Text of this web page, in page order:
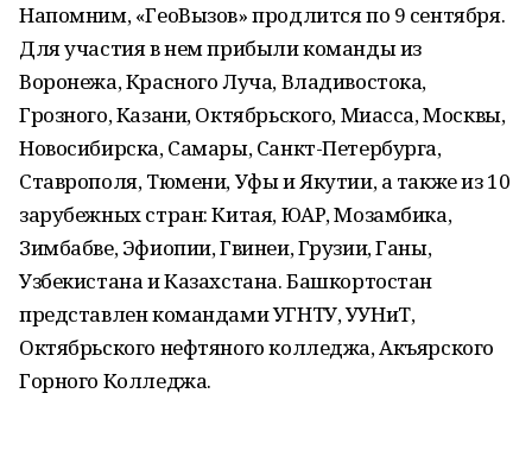
Напомним, «ГеоВызов» продлится по 9 сентября.
Для участия в нем прибыли команды из
Воронежа, Красного Луча, Владивостока,
Грозного, Казани, Октябрьского, Миасса, Москвы,
Новосибирска, Самары, Санкт-Петербурга,
Ставрополя, Тюмени, Уфы и Якутии, а также из 10
зарубежных стран: Китая, ЮАР, Мозамбика,
Зимбабве, Эфиопии, Гвинеи, Грузии, Ганы,
Узбекистана и Казахстана. Башкортостан
представлен командами УГНТУ, УУНиТ,
Октябрьского нефтяного колледжа, Акъярского
Горного Колледжа.